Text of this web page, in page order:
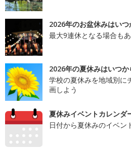
2026年のお盆休みはいつ
最大9連休となる場合も
2026年の夏休みはいつか
学校の夏休みを地域別に
画しよう
夏休みイベントカレンダ
日付から夏休みのイベン